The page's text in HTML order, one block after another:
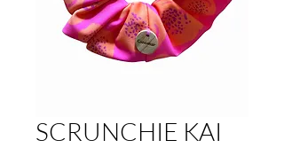
SCRUNCHIE KAI